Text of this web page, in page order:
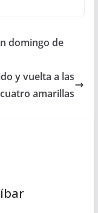
domingo de
y vuelta a las
cuatro amarillas